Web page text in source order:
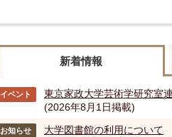
新着情報
イベント
東京家政大学芸術学研究室
(2026年8月1日掲載)
お知らせ
大学図書館の利用について